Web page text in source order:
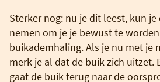
Sterker nog: nu je dit leest, kun
nemen om je je bewust te
buikademhaling. Als je nu met je
merk je al dat de buik zich uitzet.
gaat de buik terug naar de